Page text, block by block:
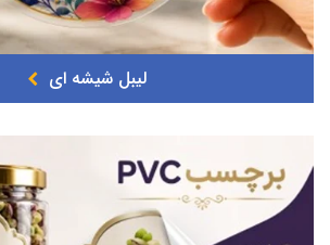
لیبل شیشه ای